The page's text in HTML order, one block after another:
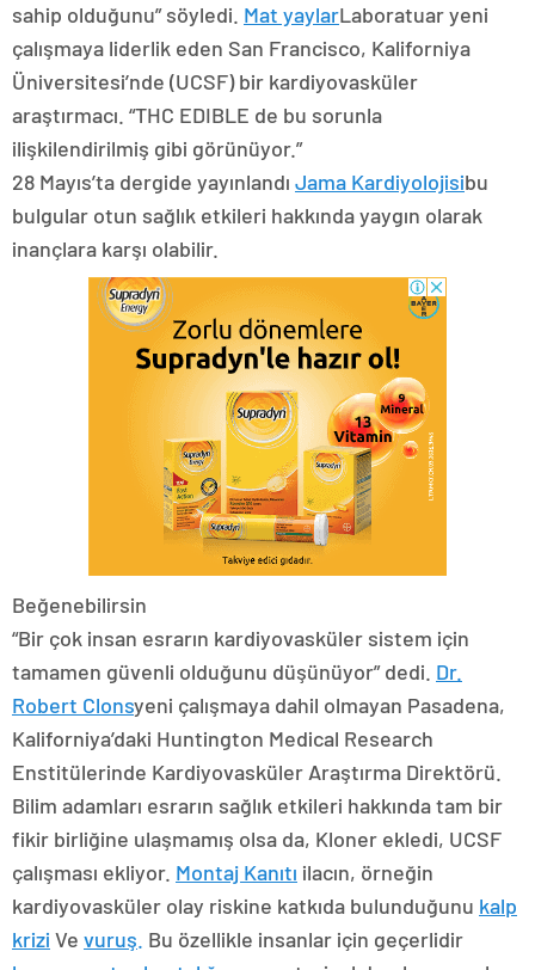
sahip olduğunu” söyledi. Mat yaylarLaboratuar yeni
çalışmaya liderlik eden San Francisco, Kaliforniya
Üniversitesi’nde (UCSF) bir kardiyovasküler
araştırmacı. “THC EDIBLE de bu sorunla
ilişkilendirilmiş gibi görünüyor.”
28 Mayıs’ta dergide yayınlandı Jama Kardiyolojisibu
bulgular otun sağlık etkileri hakkında yaygın olarak
inançlara karşı olabilir.
Beğenebilirsin
“Bir çok insan esrarın kardiyovasküler sistem için
tamamen güvenli olduğunu düşünüyor” dedi. Dr.
Robert Clonsyeni çalışmaya dahil olmayan Pasadena,
Kaliforniya’daki Huntington Medical Research
Enstitülerinde Kardiyovasküler Araştırma Direktörü.
Bilim adamları esrarın sağlık etkileri hakkında tam bir
fikir birliğine ulaşmamış olsa da, Kloner ekledi, UCSF
çalışması ekliyor. Montaj Kanıtı ilacın, örneğin
kardiyovasküler olay riskine katkıda bulunduğunu kalp
krizi Ve vuruş. Bu özellikle insanlar için geçerlidir